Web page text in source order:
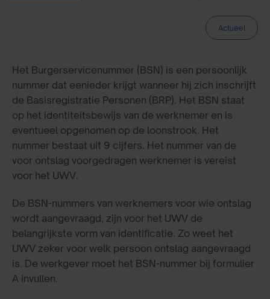
Actueel
Het Burgerservicenummer (BSN) is een persoonlijk
nummer dat eenieder krijgt wanneer hij zich inschrijft
de Basisregistratie Personen (BRP). Het BSN staat
op het identiteitsbewijs van de werknemer en is
eventueel opgenomen op de loonstrook. Het
nummer bestaat uit 9 cijfers. Het nummer van de
voor ontslag voorgedragen werknemer is vereist
voor het UWV.
De BSN-nummers van werknemers voor wie ontslag
wordt aangevraagd, zijn voor het UWV de
belangrijkste vorm van identificatie. Zo weet het
UWV zeker voor welk persoon ontslag aangevraagd
is. De werkgever moet het BSN-nummer bij formulier
A invullen.